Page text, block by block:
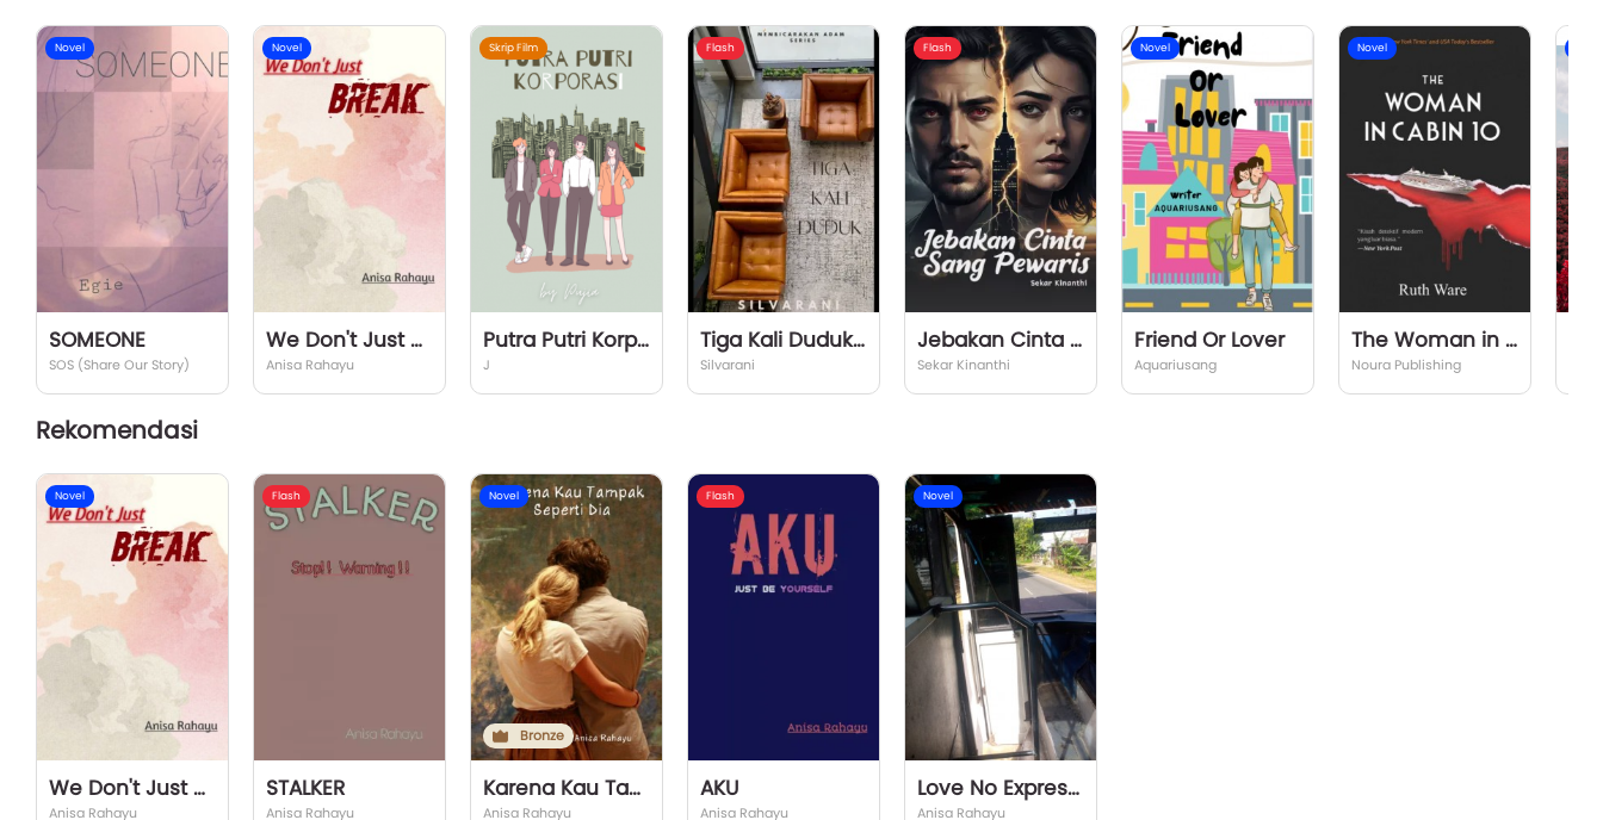
Novel
SOMEONE
SOS (Share Our Story)
Novel
We Don't Just Break
Anisa Rahayu
Skrip Film
Putra Putri Korporasi
J
Flash
Tiga Kali Duduk (Membicarakan Adam Series Part 8)
Silvarani
Flash
Jebakan Cinta Sang Pewaris
Sekar Kinanthi
Novel
Friend Or Lover
Aquariusang
Novel
The Woman in Cabin 10
Noura Publishing
Rekomendasi
Novel
We Don't Just Break
Anisa Rahayu
Flash
STALKER
Anisa Rahayu
Novel
Bronze
Karena Kau Tampak Seperti Dia
Anisa Rahayu
Flash
AKU
Anisa Rahayu
Novel
Love No Expression
Anisa Rahayu